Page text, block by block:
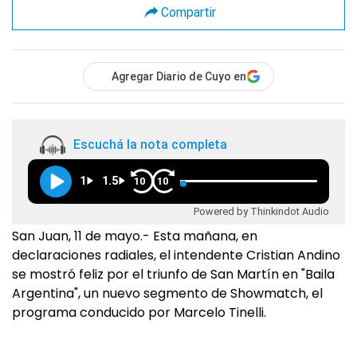
Compartir
Agregar Diario de Cuyo en
Escuchá la nota completa
1 1.5 10 10
Powered by Thinkindot Audio
San Juan, 11 de mayo.- Esta mañana, en
declaraciones radiales, el intendente Cristian Andino
se mostró feliz por el triunfo de San Martín en "Baila
Argentina", un nuevo segmento de Showmatch, el
programa conducido por Marcelo Tinelli.